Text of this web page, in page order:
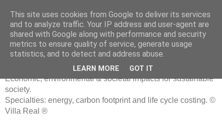
ENERGIATYHMYRIT
Economic, environmental & societal impacts for sustainable
society.
Specialties: energy, carbon footprint and life cycle costing. ©
Villa Real ®
This site uses cookies from Google to deliver its services
and to analyze traffic. Your IP address and user-agent are
shared with Google along with performance and security
metrics to ensure quality of service, generate usage
statistics, and to detect and address abuse.
LEARN MORE GOT IT